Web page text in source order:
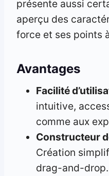
présente aussi
aperçu des
force et ses points
Avantages
Facilité
intuitive,
comme aux
Constructeur
Création
drag-and-drop.